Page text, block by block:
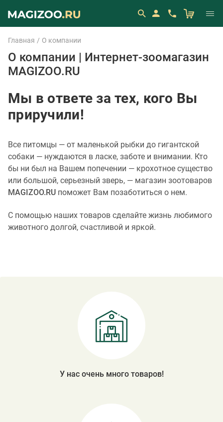
Главная О компании
О компании | Интернет-зоомагазин
MAGIZOO.RU
Мы в ответе за тех, кого Вы
приручили!
Все питомцы — от маленькой рыбки до гигантской
собаки — нуждаются в ласке, заботе и внимании. Кто
бы ни был на Вашем попечении — крохотное существо
или большой, серьезный зверь, — магазин зоотоваров
MAGIZOO.RU поможет Вам позаботиться о нем.
С помощью наших товаров сделайте жизнь любимого
животного долгой, счастливой и яркой.
У нас очень много товаров!